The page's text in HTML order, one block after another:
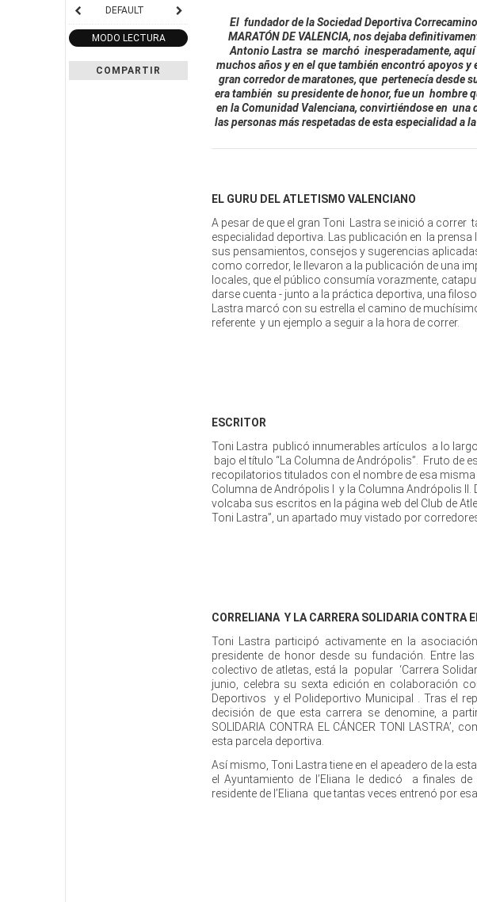
DEFAULT
MODO LECTURA
COMPARTIR
El fundador de la Sociedad Deportiva
MARATÓN DE VALENCIA, nos dejaba
Antonio Lastra se marchó inesperadamente, aquí
muchos años y en el que también encontró apoyos
gran corredor de maratones, que pertenecía desde
era también su presidente de honor, fue un hombre
en la Comunidad Valenciana, convirtiéndose en
las personas más respetadas de esta especialidad
EL GURU DEL ATLETISMO VALENCIANO
A pesar de que el gran Toni Lastra se inició a
especialidad deportiva. Las publicación en la
sus pensamientos, consejos y sugerencias
como corredor, le llevaron a la publicación de una
locales, que el público consumía vorazmente,
darse cuenta - junto a la práctica deportiva, una
Lastra marcó con su estrella el camino de
referente y un ejemplo a seguir a la hora de correr.
ESCRITOR
Toni Lastra publicó innumerables artículos a lo
bajo el título “La Columna de Andrópolis”. Fruto
recopilatorios titulados con el nombre de esa
Columna de Andrópolis I y la Columna Andrópolis
volcaba sus escritos en la página web del Club de
Toni Lastra”, un apartado muy vistado por
CORRELIANA Y LA CARRERA SOLIDARIA CONTRA
Toni Lastra participó activamente en la
presidente de honor desde su fundación. Entre
colectivo de atletas, está la popular ‘Carrera
junio, celebra su sexta edición en colaboración
Deportivos y el Polideportivo Municipal . Tras el
decisión de que esta carrera se denomine, a
SOLIDARIA CONTRA EL CÁNCER TONI
esta parcela deportiva.
Así mismo, Toni Lastra tiene en el apeadero de la
el Ayuntamiento de l’Eliana le dedicó a finales
residente de l’Eliana que tantas veces entrenó por